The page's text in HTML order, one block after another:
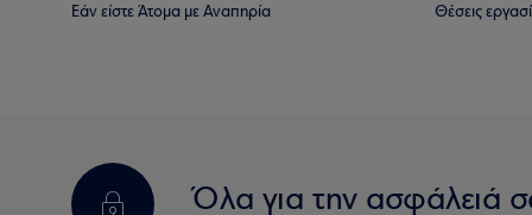
Εάν είστε Άτομα με Αναπηρία Θέσεις
Όλα για την ασφάλειά